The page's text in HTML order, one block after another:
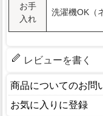
お手
入れ
洗濯機OK（
レビューを書く
商品についてのお問
お気に入りに登録